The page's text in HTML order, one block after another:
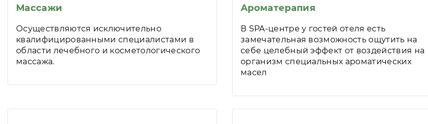
Массажи
Осуществляются исключительно
квалифицированными специалистами в
области лечебного и косметологического
массажа.
Ароматерапия
В SPA-центре у гостей отеля есть
замечательная возможность ощутить на
себе целебный эффект от воздействия на
организм специальных ароматических
масел